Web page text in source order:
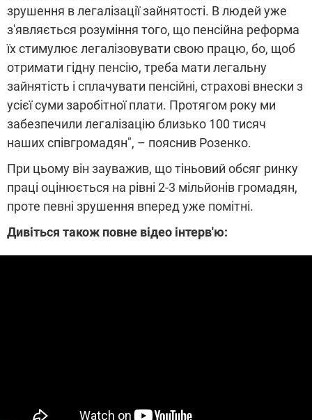
зрушення в легалізації зайнятості. В людей уже
з'являється розуміння того, що пенсійна реформа
їх стимулює легалізовувати свою працю, бо, щоб
отримати гідну пенсію, треба мати легальну
зайнятість і сплачувати пенсійні, страхові внески з
усієї суми заробітної плати. Протягом року ми
забезпечили легалізацію близько 100 тисяч
наших співгромадян", – пояснив Розенко.
При цьому він зауважив, що тіньовий обсяг ринку
праці оцінюється на рівні 2-3 мільйонів громадян,
проте певні зрушення вперед уже помітні.
Дивіться також повне відео інтерв'ю: